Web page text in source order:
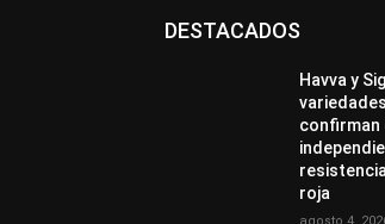
DESTACADOS
Havva y
confirman
roja